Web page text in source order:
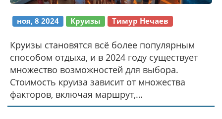
ноя, 8 2024 Круизы Тимур Нечаев
Круизы становятся всё более популярным
способом отдыха, и в 2024 году существует
множество возможностей для выбора.
Стоимость круиза зависит от множества
факторов, включая маршрут,
продолжительность, класс лайнера и время